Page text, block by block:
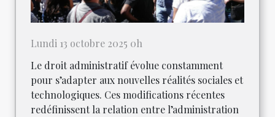
Lundi 13 octobre 2025 0h
Le droit administratif évolue constamment
pour s’adapter aux nouvelles réalités sociales et
technologiques. Ces modifications récentes
redéfinissent la relation entre l’administration